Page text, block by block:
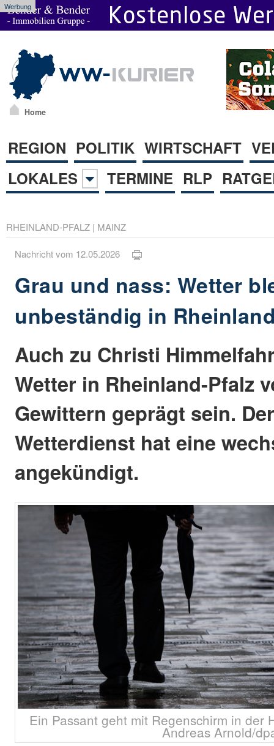
Werbung
Home
REGION POLITIK WIRTSCHAFT
LOKALES
TERMINE RLP
RHEINLAND-PFALZ | MAINZ
Nachricht vom 12.05.2026
Grau und nass: Wetter
unbeständig in
Auch zu Christi
Wetter in Rheinland-Pfalz
Gewittern geprägt sein.
Wetterdienst hat eine
angekündigt.
Ein Passant geht mit Regenschirm in der
Andreas Arnold/